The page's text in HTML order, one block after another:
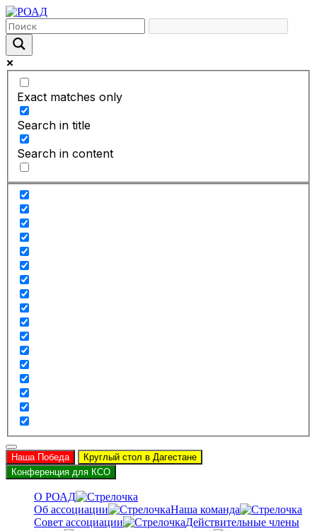
Exact matches only
Search in title
Search in content
Наша Победа
Круглый стол в Дагестане
Конференция для КСО
О РОАД
Об ассоциации
Наша команда
Совет ассоциации
Действительные члены